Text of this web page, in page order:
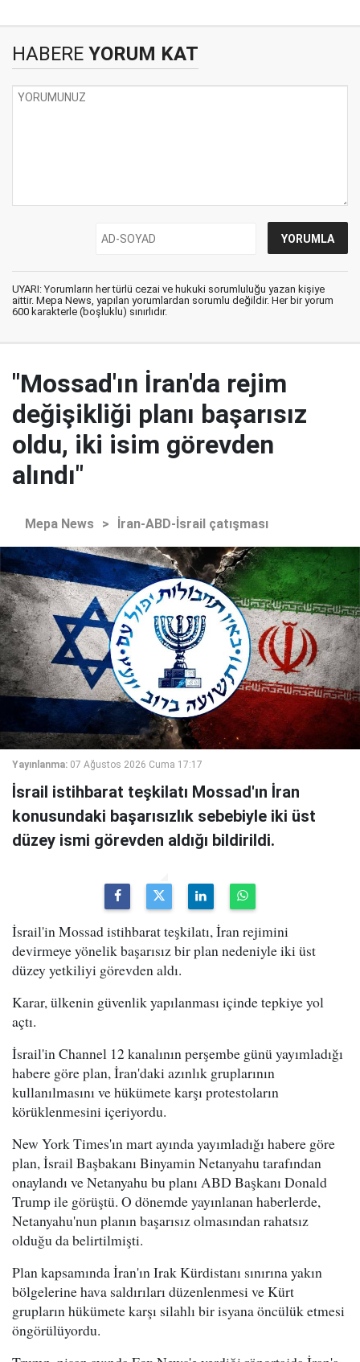
HABERE YORUM KAT
UYARI: Yorumların her türlü cezai ve hukuki sorumluluğu yazan kişiye
aittir. Mepa News, yapılan yorumlardan sorumlu değildir. Her bir yorum
600 karakterle (boşluklu) sınırlıdır.
"Mossad'ın İran'da rejim
değişikliği planı başarısız
oldu, iki isim görevden
alındı"
Mepa News > İran-ABD-İsrail çatışması
Yayınlanma: 07 Ağustos 2026 Cuma 17:17
İsrail istihbarat teşkilatı Mossad'ın İran
konusundaki başarısızlık sebebiyle iki üst
düzey ismi görevden aldığı bildirildi.
İsrail'in Mossad istihbarat teşkilatı, İran rejimini
devirmeye yönelik başarısız bir plan nedeniyle iki üst
düzey yetkiliyi görevden aldı.
Karar, ülkenin güvenlik yapılanması içinde tepkiye yol
açtı.
İsrail'in Channel 12 kanalının perşembe günü yayımladığı
habere göre plan, İran'daki azınlık gruplarının
kullanılmasını ve hükümete karşı protestoların
körüklenmesini içeriyordu.
New York Times'ın mart ayında yayımladığı habere göre
plan, İsrail Başbakanı Binyamin Netanyahu tarafından
onaylandı ve Netanyahu bu planı ABD Başkanı Donald
Trump ile görüştü. O dönemde yayınlanan haberlerde,
Netanyahu'nun planın başarısız olmasından rahatsız
olduğu da belirtilmişti.
Plan kapsamında İran'ın Irak Kürdistanı sınırına yakın
bölgelerine hava saldırıları düzenlenmesi ve Kürt
grupların hükümete karşı silahlı bir isyana öncülük etmesi
öngörülüyordu.